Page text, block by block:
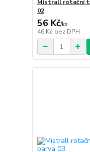
Mistrall rotační
02
56 Kč/ks
46 Kč bez DPH